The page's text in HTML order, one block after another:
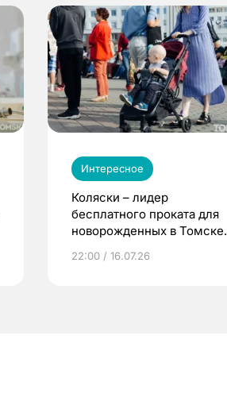
Интересное
Коляски – лидер
бесплатного проката для
новорожденных в Томске.
22:00 / 16.07.26